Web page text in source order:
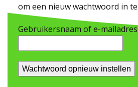
om een nieuw wachtwoord in
Gebruikersnaam of e-
Wachtwoord opnieuw instellen